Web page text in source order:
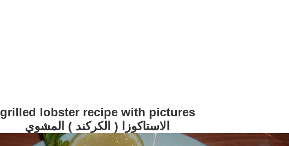
grilled lobster recipe with pictures
الاستاكوزا ( الكركند ) المشوي